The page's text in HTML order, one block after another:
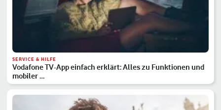
SERVICE & HILFE
Vodafone TV-App einfach erklärt: Alles zu Funktionen und
mobiler …